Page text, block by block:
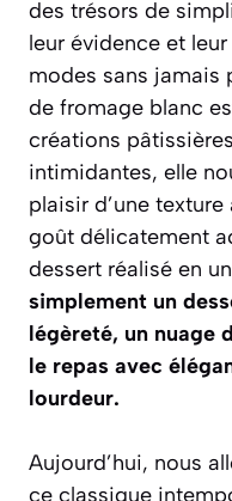
des trésors de
leur évidence et
modes sans jamais
de fromage blanc
créations
intimidantes, elle
plaisir d’une texture
goût délicatement
dessert réalisé en
simplement un
légèreté, un nuage
le repas avec
lourdeur.
Aujourd’hui, nous
ce classique